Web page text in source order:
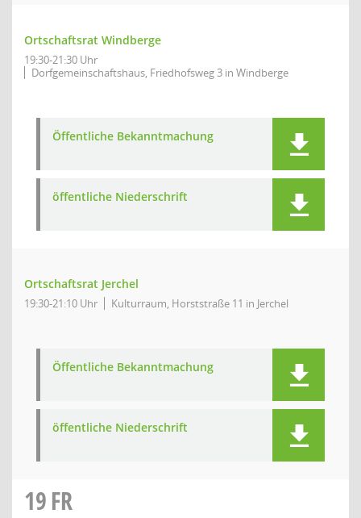
Ortschaftsrat Windberge
19:30-21:30 Uhr
Dorfgemeinschaftshaus, Friedhofsweg 3 in Windberge
Öffentliche Bekanntmachung
öffentliche Niederschrift
Ortschaftsrat Jerchel
19:30-21:10 Uhr Kulturraum, Horststraße 11 in Jerchel
Öffentliche Bekanntmachung
öffentliche Niederschrift
19FR